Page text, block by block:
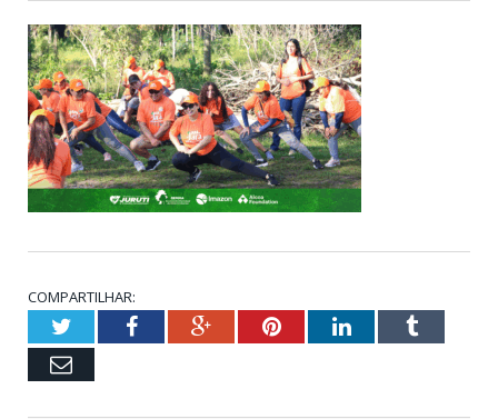
COMPARTILHAR:
TwitterFacebookGoogle+PinterestLinkedInTumblr
Email